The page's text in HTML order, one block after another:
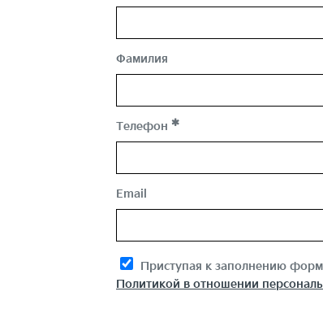
Фамилия
Телефон
Email
Приступая к заполнению
Политикой в отношении